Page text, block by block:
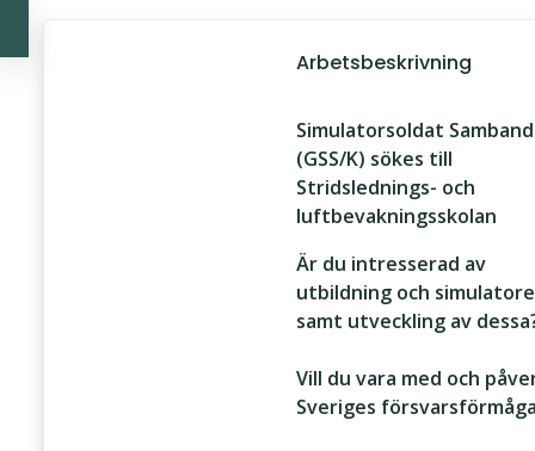
Arbetsbeskrivning
Simulatorsoldat Samband
(GSS/K) sökes till
Stridslednings- och
luftbevakningsskolan
Är du intresserad av
utbildning och
samt utveckling av
Vill du vara med och
Sveriges